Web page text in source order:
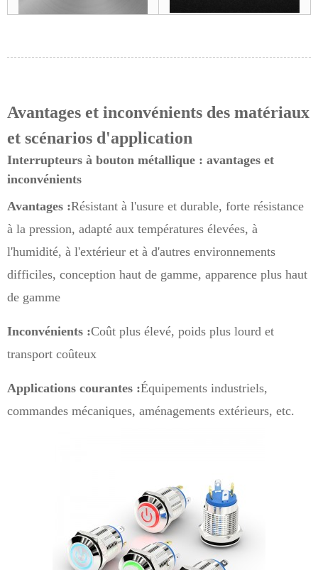
Avantages et inconvénients des matériaux
et scénarios d'application
Interrupteurs à bouton métallique : avantages et
inconvénients
Avantages :Résistant à l'usure et durable, forte résistance
à la pression, adapté aux températures élevées, à
l'humidité, à l'extérieur et à d'autres environnements
difficiles, conception haut de gamme, apparence plus haut
de gamme
Inconvénients :Coût plus élevé, poids plus lourd et
transport coûteux
Applications courantes :Équipements industriels,
commandes mécaniques, aménagements extérieurs, etc.